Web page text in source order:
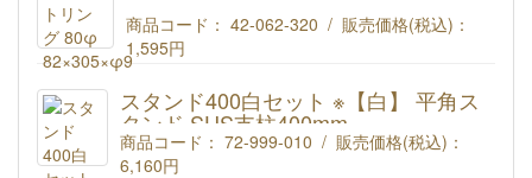
商品コード： 42-062-320 / 販売価格(税込)：
1,595円
スタンド400白セット ※【白】 平角ス
タンド SUS支柱400mm
商品コード： 72-999-010 / 販売価格(税込)：
6,160円